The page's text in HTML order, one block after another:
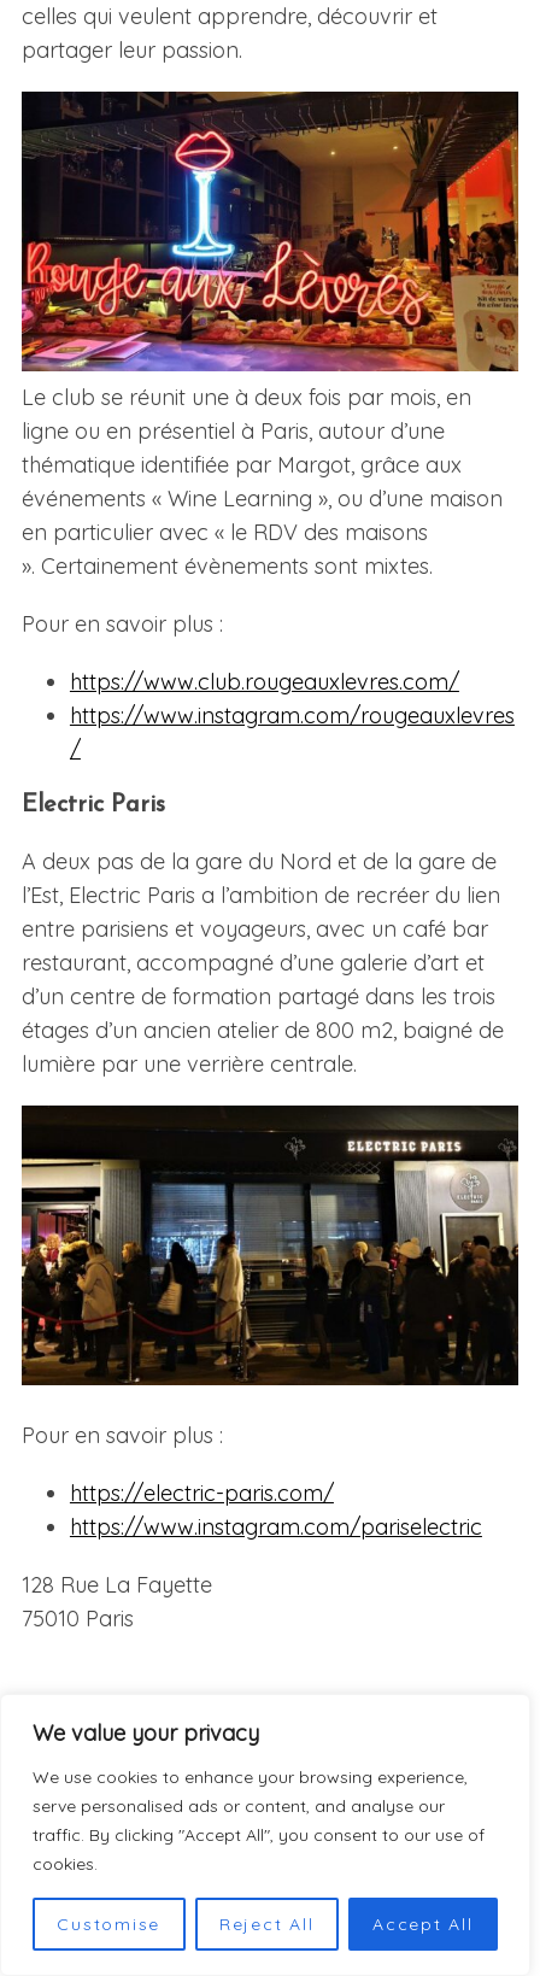
We value your privacy
We use cookies to enhance your browsing experience,
serve personalised ads or content, and analyse our
traffic. By clicking "Accept All", you consent to our use of
cookies.
Customise Reject All Accept All
celles qui veulent apprendre, découvrir et
partager leur passion.
Le club se réunit une à deux fois par mois, en
ligne ou en présentiel à Paris, autour d’une
thématique identifiée par Margot, grâce aux
événements « Wine Learning », ou d’une maison
en particulier avec « le RDV des maisons
». Certainement évènements sont mixtes.
Pour en savoir plus :
https://www.club.rougeauxlevres.com/
https://www.instagram.com/rougeauxlevres
/
Electric Paris
A deux pas de la gare du Nord et de la gare de
l’Est, Electric Paris a l’ambition de recréer du lien
entre parisiens et voyageurs, avec un café bar
restaurant, accompagné d’une galerie d’art et
d’un centre de formation partagé dans les trois
étages d’un ancien atelier de 800 m2, baigné de
lumière par une verrière centrale.
Pour en savoir plus :
https://electric-paris.com/
https://www.instagram.com/pariselectric
128 Rue La Fayette
75010 Paris